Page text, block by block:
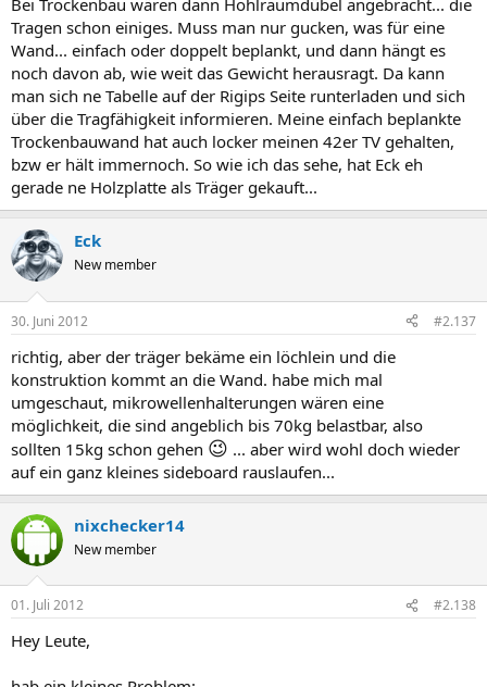
Bei Trockenbau wären dann Hohlraumdübel angebracht... die
Tragen schon einiges. Muss man nur gucken, was für eine
Wand... einfach oder doppelt beplankt, und dann hängt es
noch davon ab, wie weit das Gewicht herausragt. Da kann
man sich ne Tabelle auf der Rigips Seite runterladen und sich
über die Tragfähigkeit informieren. Meine einfach beplankte
Trockenbauwand hat auch locker meinen 42er TV gehalten,
bzw er hält immernoch. So wie ich das sehe, hat Eck eh
gerade ne Holzplatte als Träger gekauft...
Eck
New member
30. Juni 2012 #2.137
richtig, aber der träger bekäme ein löchlein und die
konstruktion kommt an die Wand. habe mich mal
umgeschaut, mikrowellenhalterungen wären eine
möglichkeit, die sind angeblich bis 70kg belastbar, also
sollten 15kg schon gehen 😉 ... aber wird wohl doch wieder
auf ein ganz kleines sideboard rauslaufen...
nixchecker14
New member
01. Juli 2012 #2.138
Hey Leute,